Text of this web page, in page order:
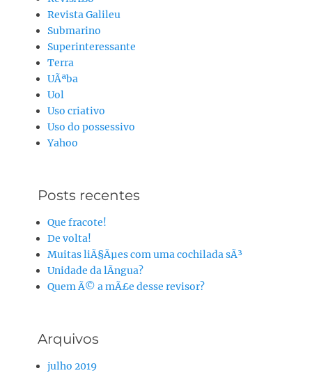
Revista Galileu
Submarino
Superinteressante
Terra
UÃªba
Uol
Uso criativo
Uso do possessivo
Yahoo
Posts recentes
Que fracote!
De volta!
Muitas liÃ§Ãµes com uma cochilada sÃ³
Unidade da lÃ­ngua?
Quem Ã© a mÃ£e desse revisor?
Arquivos
julho 2019